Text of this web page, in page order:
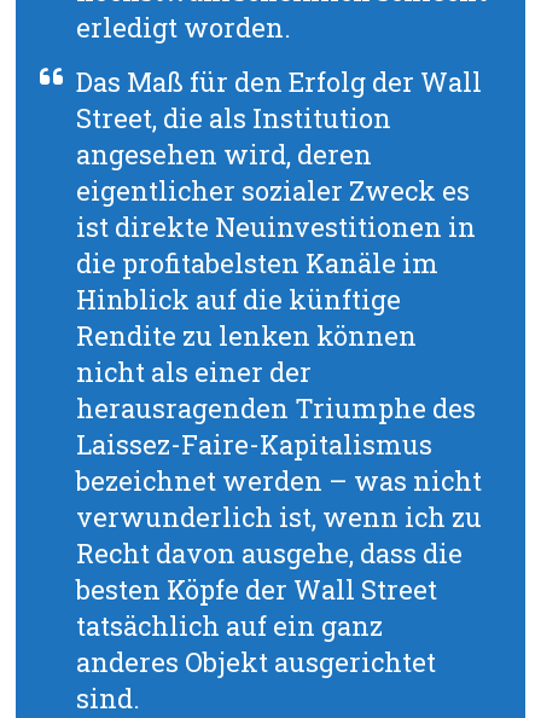
erledigt worden.
Das Maß für den Erfolg der Wall
Street, die als Institution
angesehen wird, deren
eigentlicher sozialer Zweck es
ist direkte Neuinvestitionen in
die profitabelsten Kanäle im
Hinblick auf die künftige
Rendite zu lenken können
nicht als einer der
herausragenden Triumphe des
Laissez-Faire-Kapitalismus
bezeichnet werden – was nicht
verwunderlich ist, wenn ich zu
Recht davon ausgehe, dass die
besten Köpfe der Wall Street
tatsächlich auf ein ganz
anderes Objekt ausgerichtet
sind.